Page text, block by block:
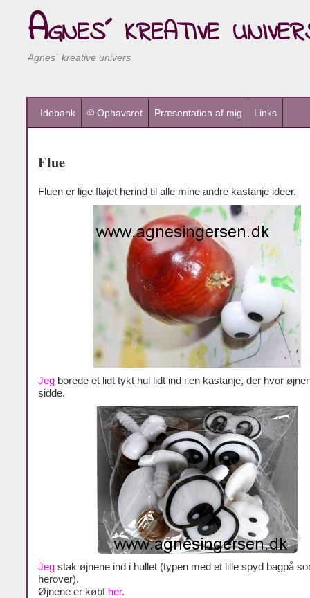
Agnes´ kreative
Agnes´ kreative univers
Idebank © Ophavsret Præsentation af mig Links
Flue
Fluen er lige fløjet herind til alle mine andre kastanje ideer.
Jeg borede et lidt tykt hul lidt ind i en kastanje, der hvor
sidde.
Jeg stak øjnene ind i hullet (typen med et lille spyd bagpå
herover).
Øjnene er købt her.